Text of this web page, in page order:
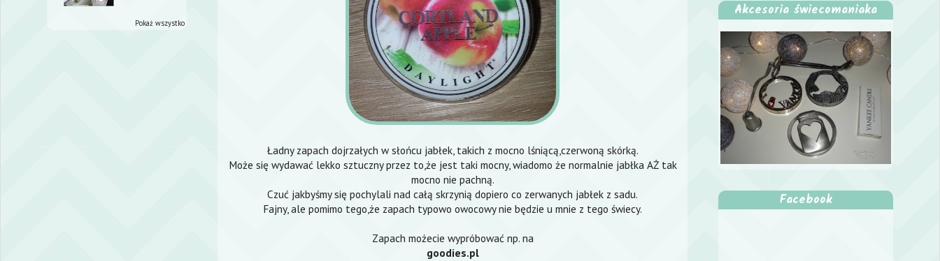
Ładny zapach dojrzałych w słońcu jabłek, takich z mocno lśniącą,czerwoną skórką.
Może się wydawać lekko sztuczny przez to,że jest taki mocny, wiadomo że normalnie jabłka AŻ tak
mocno nie pachną.
Czuć jakbyśmy się pochylali nad całą skrzynią dopiero co zerwanych jabłek z sadu.
Fajny, ale pomimo tego,że zapach typowo owocowy nie będzie u mnie z tego świecy.
Zapach możecie wypróbować np. na
goodies.pl
Pokaż wszystko
Akcesoria świecomaniaka
Facebook